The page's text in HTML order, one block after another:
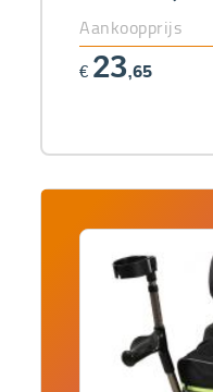
Aankoopprijs
€ 23,65